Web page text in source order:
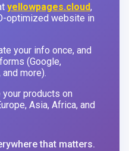
yellowpages.cloud,
optimized website in
your info once, and
(Google,
more).
products on
Asia, Africa, and
that matters.